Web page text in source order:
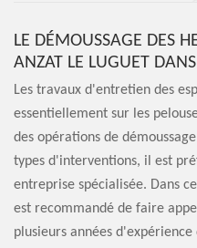
LE DÉMOUSSAGE DES
ANZAT LE LUGUET
Les travaux d'entretien des
essentiellement sur les
des opérations de
types d'interventions, il est
entreprise spécialisée. Dans
est recommandé de faire
plusieurs années